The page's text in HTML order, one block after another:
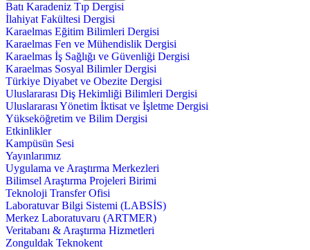
Batı Karadeniz Tıp Dergisi
İlahiyat Fakültesi Dergisi
Karaelmas Eğitim Bilimleri Dergisi
Karaelmas Fen ve Mühendislik Dergisi
Karaelmas İş Sağlığı ve Güvenliği Dergisi
Karaelmas Sosyal Bilimler Dergisi
Türkiye Diyabet ve Obezite Dergisi
Uluslararası Diş Hekimliği Bilimleri Dergisi
Uluslararası Yönetim İktisat ve İşletme Dergisi
Yükseköğretim ve Bilim Dergisi
Etkinlikler
Kampüsün Sesi
Yayınlarımız
Uygulama ve Araştırma Merkezleri
Bilimsel Araştırma Projeleri Birimi
Teknoloji Transfer Ofisi
Laboratuvar Bilgi Sistemi (LABSİS)
Merkez Laboratuvaru (ARTMER)
Veritabanı & Araştırma Hizmetleri
Zonguldak Teknokent